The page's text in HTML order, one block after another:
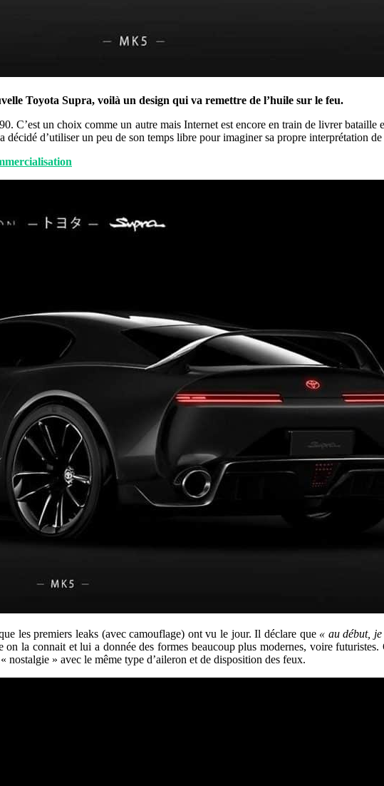
Toyota Supra, voilà un design qui va remettre de l’huile sur le feu.
C’est un choix comme un autre mais Internet est encore en train de livrer
d’utiliser un peu de son temps libre pour imaginer sa propre interprétation
les premiers leaks (avec camouflage) ont vu le jour. Il déclare que « au début,
la connait et lui a donnée des formes beaucoup plus modernes, voire futuristes.
nostalgie » avec le même type d’aileron et de disposition des feux.